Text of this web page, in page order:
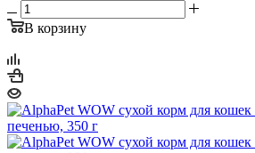
В корзину